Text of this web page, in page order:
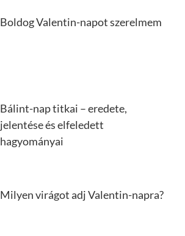
Boldog Valentin-napot szerelmem
Bálint-nap titkai – eredete,
jelentése és elfeledett
hagyományai
Milyen virágot adj Valentin-napra?